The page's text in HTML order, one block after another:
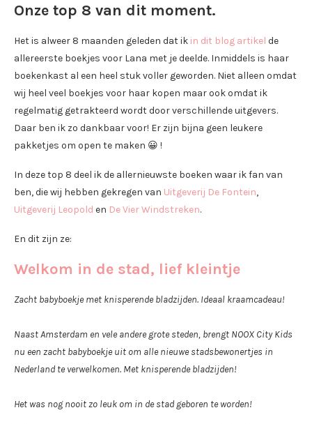
Onze top 8 van dit moment.
Het is alweer 8 maanden geleden dat ik in dit blog artikel de
allereerste boekjes voor Lana met je deelde. Inmiddels is haar
boekenkast al een heel stuk voller geworden. Niet alleen omdat
wij heel veel boekjes voor haar kopen maar ook omdat ik
regelmatig getrakteerd wordt door verschillende uitgevers.
Daar ben ik zo dankbaar voor! Er zijn bijna geen leukere
pakketjes om open te maken 😀 !
In deze top 8 deel ik de allernieuwste boeken waar ik fan van
ben, die wij hebben gekregen van Uitgeverij De Fontein,
Uitgeverij Leopold en De Vier Windstreken.
En dit zijn ze:
Welkom in de stad, lief kleintje
Zacht babyboekje met knisperende bladzijden. Ideaal kraamcadeau!
Naast Amsterdam en vele andere grote steden, brengt NOOX City Kids
nu een zacht babyboekje uit om alle nieuwe stadsbewonertjes in
Nederland te verwelkomen. Met knisperende bladzijden!
Het was nog nooit zo leuk om in de stad geboren te worden!